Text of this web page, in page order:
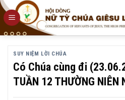
Skip
to
content
SUY NIỆM LỜI CHÚA
Có Chúa cùng đi
TUẦN 12 THƯỜNG NIÊN